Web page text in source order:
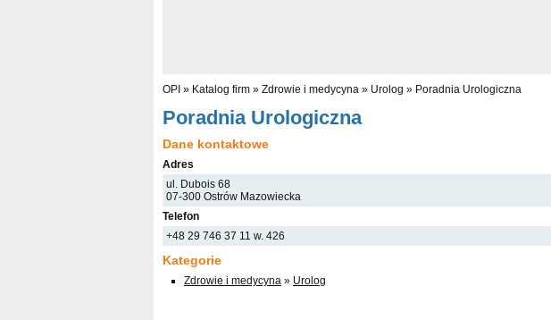
OPI » Katalog firm » Zdrowie i medycyna » Urolog » Poradnia Urologiczna
Poradnia Urologiczna
Dane kontaktowe
Adres
ul. Dubois 68
07-300 Ostrów Mazowiecka
Telefon
+48 29 746 37 11 w. 426
Kategorie
Zdrowie i medycyna » Urolog